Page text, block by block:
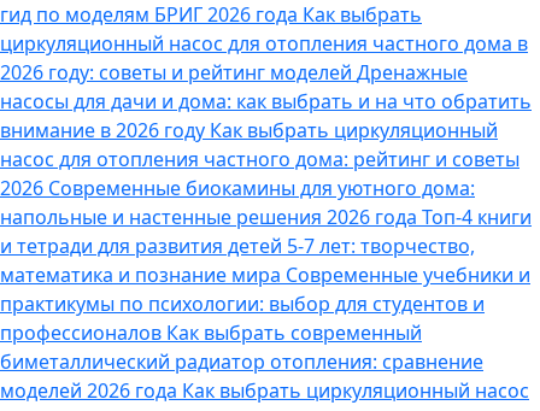
гид по моделям БРИГ 2026 года Как выбрать
циркуляционный насос для отопления частного дома в
2026 году: советы и рейтинг моделей Дренажные
насосы для дачи и дома: как выбрать и на что обратить
внимание в 2026 году Как выбрать циркуляционный
насос для отопления частного дома: рейтинг и советы
2026 Современные биокамины для уютного дома:
напольные и настенные решения 2026 года Топ-4 книги
и тетради для развития детей 5-7 лет: творчество,
математика и познание мира Современные учебники и
практикумы по психологии: выбор для студентов и
профессионалов Как выбрать современный
биметаллический радиатор отопления: сравнение
моделей 2026 года Как выбрать циркуляционный насос